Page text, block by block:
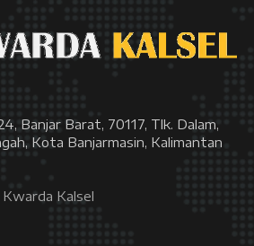
Banjar Barat, 70117, Tlk. Dalam,
Kota Banjarmasin, Kalimantan
Kalsel